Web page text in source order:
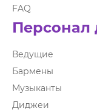
FAQ
Персонал
Ведущие
Бармены
Музыканты
Диджеи